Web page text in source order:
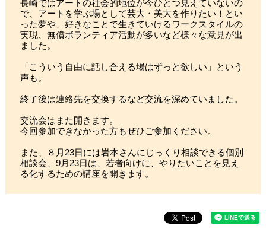
長崎ではアートの社会的地位が今ひとつ見えていないの
で、アートを学ぶ場として芸大・美大を作りたい！とい
った夢や、好きなことで生きていけるワークスタイルの
実現、無償ボランティア活動が多いなど様々な意見が出
ました。
「こういう自由に話し合える場はずっと欲しい」という
声も。
終了後は連絡先を交換するなど交流を深めていました。
交流会はまた開きます。
今回参加できなかった方もぜひご参加ください。
また、８月23日には岩本さんにじっくり相談できる個別
相談会、9月23日は、若者向けに、やりたいことを見え
る化するための講座を開きます。